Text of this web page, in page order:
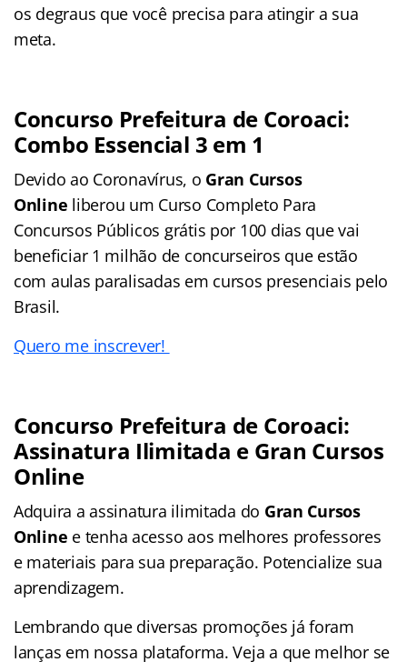
os degraus que você precisa para atingir a sua
meta.
Concurso Prefeitura de Coroaci:
Combo Essencial 3 em 1
Devido ao Coronavírus, o Gran Cursos
Online liberou um Curso Completo Para
Concursos Públicos grátis por 100 dias que vai
beneficiar 1 milhão de concurseiros que estão
com aulas paralisadas em cursos presenciais pelo
Brasil.
Quero me inscrever!
Concurso Prefeitura de Coroaci:
Assinatura Ilimitada e Gran Cursos
Online
Adquira a assinatura ilimitada do Gran Cursos
Online e tenha acesso aos melhores professores
e materiais para sua preparação. Potencialize sua
aprendizagem.
Lembrando que diversas promoções já foram
lanças em nossa plataforma. Veja a que melhor se